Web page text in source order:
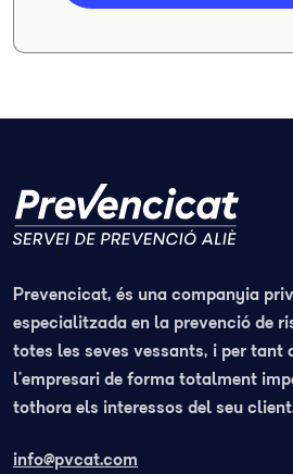
Prevencicat, és una companyia
especialitzada en la prevenció de
totes les seves vessants, i per tant
l’empresari de forma totalment
tothora els interessos del seu
info@pvcat.com